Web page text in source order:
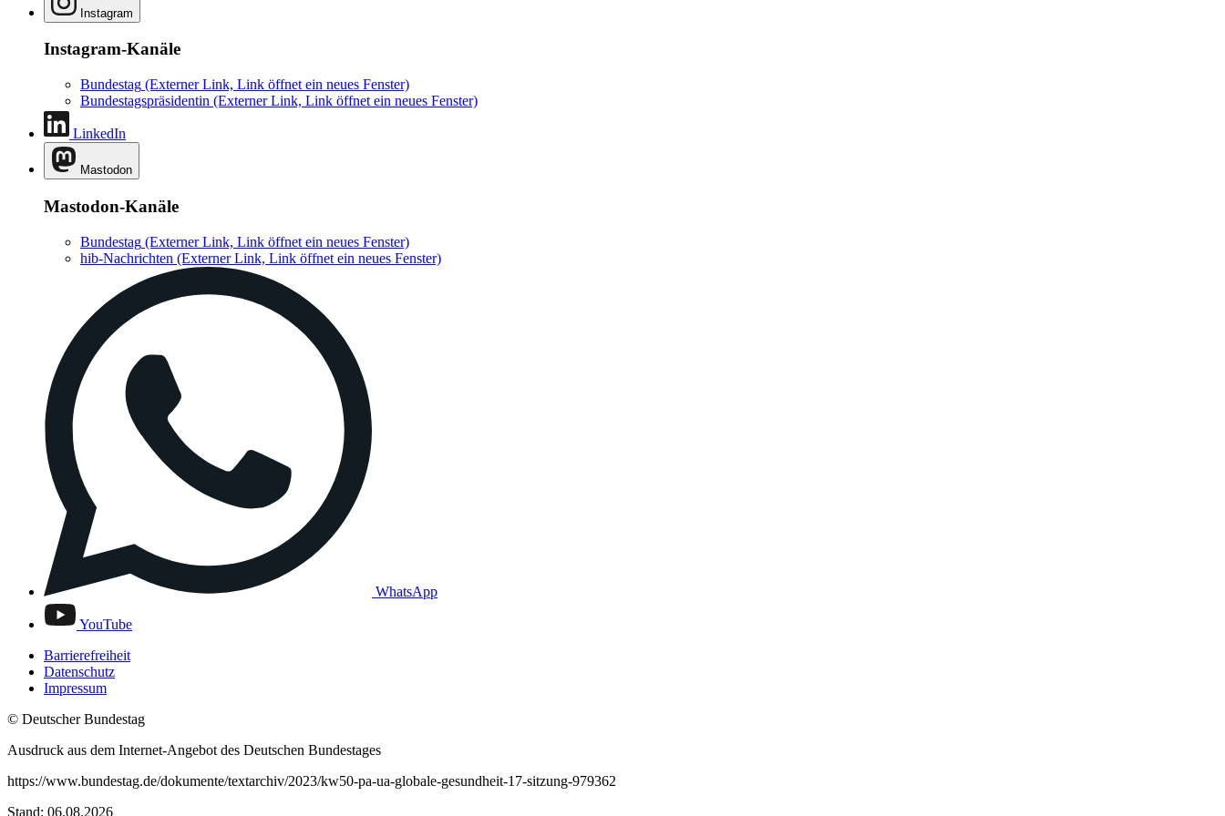
Instagram
Instagram-Kanäle
Bundestag (Externer Link, Link öffnet ein neues Fenster)
Bundestagspräsidentin (Externer Link, Link öffnet ein neues Fenster)
LinkedIn
Mastodon
Mastodon-Kanäle
Bundestag (Externer Link, Link öffnet ein neues Fenster)
hib-Nachrichten (Externer Link, Link öffnet ein neues Fenster)
WhatsApp
YouTube
Barrierefreiheit
Datenschutz
Impressum
© Deutscher Bundestag
Ausdruck aus dem Internet-Angebot des Deutschen Bundestages
https://www.bundestag.de/dokumente/textarchiv/2023/kw50-pa-ua-globale-gesundheit-17-sitzung-979362
Stand: 06.08.2026